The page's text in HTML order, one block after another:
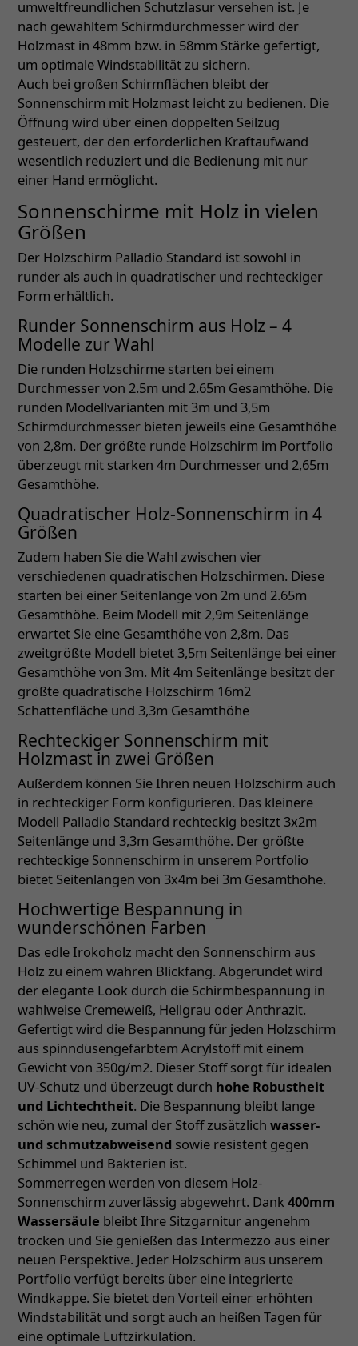
umweltfreundlichen Schutzlasur versehen ist. Je
nach gewähltem Schirmdurchmesser wird der
Holzmast in 48mm bzw. in 58mm Stärke gefertigt,
um optimale Windstabilität zu sichern.
Auch bei großen Schirmflächen bleibt der
Sonnenschirm mit Holzmast leicht zu bedienen. Die
Öffnung wird über einen doppelten Seilzug
gesteuert, der den erforderlichen Kraftaufwand
wesentlich reduziert und die Bedienung mit nur
einer Hand ermöglicht.
Sonnenschirme mit Holz in vielen
Größen
Der Holzschirm Palladio Standard ist sowohl in
runder als auch in quadratischer und rechteckiger
Form erhältlich.
Runder Sonnenschirm aus Holz – 4
Modelle zur Wahl
Die runden Holzschirme starten bei einem
Durchmesser von 2.5m und 2.65m Gesamthöhe. Die
runden Modellvarianten mit 3m und 3,5m
Schirmdurchmesser bieten jeweils eine Gesamthöhe
von 2,8m. Der größte runde Holzschirm im Portfolio
überzeugt mit starken 4m Durchmesser und 2,65m
Gesamthöhe.
Quadratischer Holz-Sonnenschirm in 4
Größen
Zudem haben Sie die Wahl zwischen vier
verschiedenen quadratischen Holzschirmen. Diese
starten bei einer Seitenlänge von 2m und 2.65m
Gesamthöhe. Beim Modell mit 2,9m Seitenlänge
erwartet Sie eine Gesamthöhe von 2,8m. Das
zweitgrößte Modell bietet 3,5m Seitenlänge bei einer
Gesamthöhe von 3m. Mit 4m Seitenlänge besitzt der
größte quadratische Holzschirm 16m2
Schattenfläche und 3,3m Gesamthöhe
Rechteckiger Sonnenschirm mit
Holzmast in zwei Größen
Außerdem können Sie Ihren neuen Holzschirm auch
in rechteckiger Form konfigurieren. Das kleinere
Modell Palladio Standard rechteckig besitzt 3x2m
Seitenlänge und 3,3m Gesamthöhe. Der größte
rechteckige Sonnenschirm in unserem Portfolio
bietet Seitenlängen von 3x4m bei 3m Gesamthöhe.
Hochwertige Bespannung in
wunderschönen Farben
Das edle Irokoholz macht den Sonnenschirm aus
Holz zu einem wahren Blickfang. Abgerundet wird
der elegante Look durch die Schirmbespannung in
wahlweise Cremeweiß, Hellgrau oder Anthrazit.
Gefertigt wird die Bespannung für jeden Holzschirm
aus spinndüsengefärbtem Acrylstoff mit einem
Gewicht von 350g/m2. Dieser Stoff sorgt für idealen
UV-Schutz und überzeugt durch hohe Robustheit
und Lichtechtheit. Die Bespannung bleibt lange
schön wie neu, zumal der Stoff zusätzlich wasser-
und schmutzabweisend sowie resistent gegen
Schimmel und Bakterien ist.
Sommerregen werden von diesem Holz-
Sonnenschirm zuverlässig abgewehrt. Dank400mm
Wassersäule bleibt Ihre Sitzgarnitur angenehm
trocken und Sie genießen das Intermezzo aus einer
neuen Perspektive. Jeder Holzschirm aus unserem
Portfolio verfügt bereits über eine integrierte
Windkappe. Sie bietet den Vorteil einer erhöhten
Windstabilität und sorgt auch an heißen Tagen für
eine optimale Luftzirkulation.